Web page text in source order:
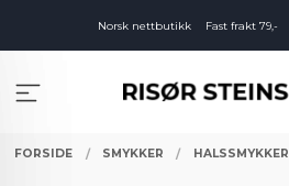
innholdet
Norsk nettbutikk Fast frakt 79,-
FORSIDE SMYKKER HALSSMYKKER